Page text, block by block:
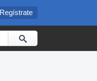
Regístrate